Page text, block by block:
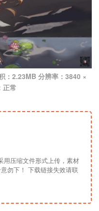
：2.23MB 分辨率：3840 ×
正常
用压缩文件形式上传，素材
勿下！ 下载链接失效请联